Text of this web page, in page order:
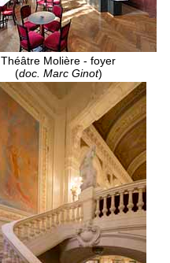
Théâtre Molière - foyer
(doc. Marc Ginot)